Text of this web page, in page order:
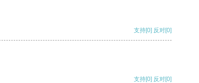
支持[0] 反对[0]
支持[0] 反对[0]